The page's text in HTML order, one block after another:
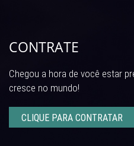
CONTRATE
Chegou a hora de você estar
cresce no mundo!
CLIQUE PARA CONTRATAR